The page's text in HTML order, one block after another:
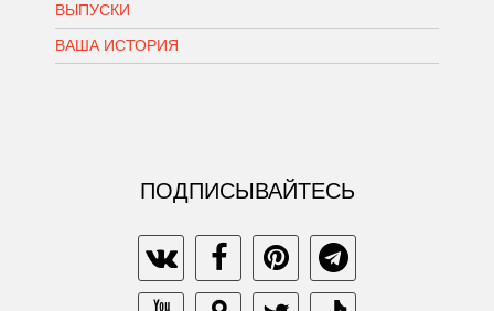
ВЫПУСКИ
ВАША ИСТОРИЯ
ПОДПИСЫВАЙТЕСЬ